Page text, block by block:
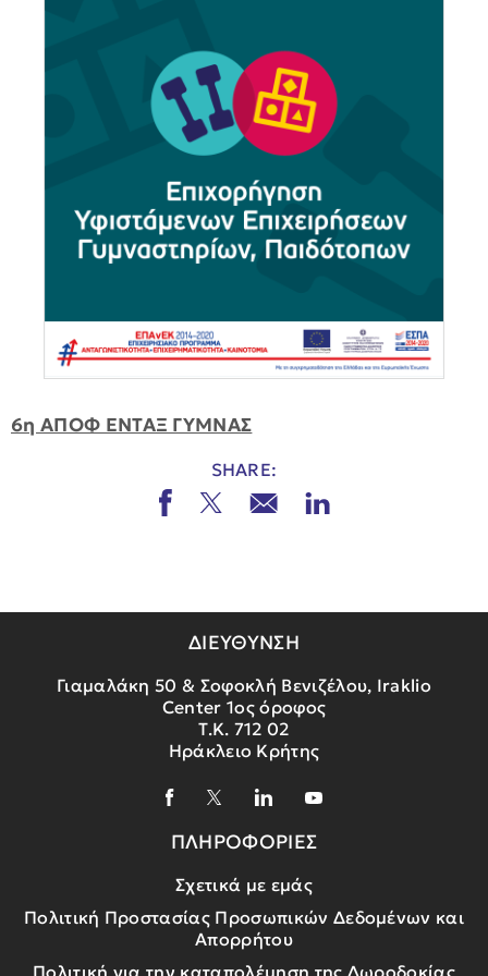
6η ΑΠΟΦ ΕΝΤΑΞ ΓΥΜΝΑΣ
SHARE:
ΔΙΕΥΘΥΝΣΗ
Γιαμαλάκη 50 & Σοφοκλή Βενιζέλου, Iraklio
Center 1ος όροφος
Τ.Κ. 712 02
Ηράκλειο Κρήτης
ΠΛΗΡΟΦΟΡΙΕΣ
Σχετικά με εμάς
Πολιτική Προστασίας Προσωπικών Δεδομένων και
Απορρήτου
Πολιτική για την καταπολέμηση της Δωροδοκίας